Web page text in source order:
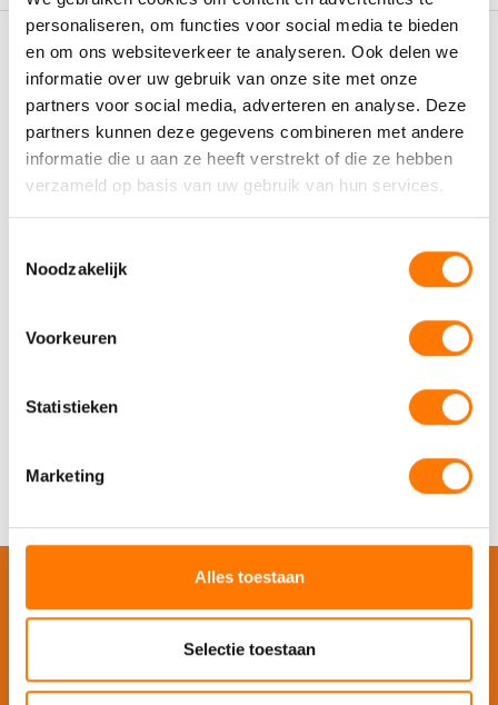
personaliseren, om functies voor social media te bieden
en om ons websiteverkeer te analyseren. Ook delen we
informatie over uw gebruik van onze site met onze
partners voor social media, adverteren en analyse. Deze
partners kunnen deze gegevens combineren met andere
informatie die u aan ze heeft verstrekt of die ze hebben
verzameld op basis van uw gebruik van hun services.
Noodzakelijk
Voorkeuren
Statistieken
Marketing
Alles toestaan
Selectie toestaan
Efficiëntie:Snelle olieverplaatsing met een ratio van 5:1, wat
zorgt voor minder wachttijd.
Mobiliteit: Dankzij de stevige trolley verplaatst u de set
eenvoudig naar elke werkplek.
Betrouwbaarheid:
Slijtvaste componenten voor een lange
levensduur en probleemloos onderhoud.
Toepassingsgebieden
Deze set is ideaal voor gebruik in:
Industriële werkplaatsen
Gerelateerde producten
400
Handsprayer Hobby 1L
Toevoegen aan winkelwagen
OLIEKAMPIOEN BUSINESS JOIN THE CLUB!
Oliekampioen die de zakelijke markt bedient. Naast